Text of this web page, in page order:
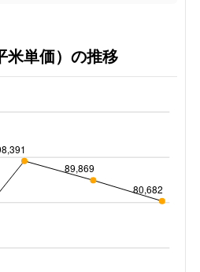
米単価）の推移
89,869
80,682